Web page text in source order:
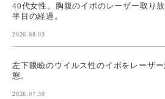
40代女性。胸腹のイボのレーザー取り
半目の経過。
2026.08.03
左下眼瞼のウイルス性のイボをレーザ
態。
2026.07.30